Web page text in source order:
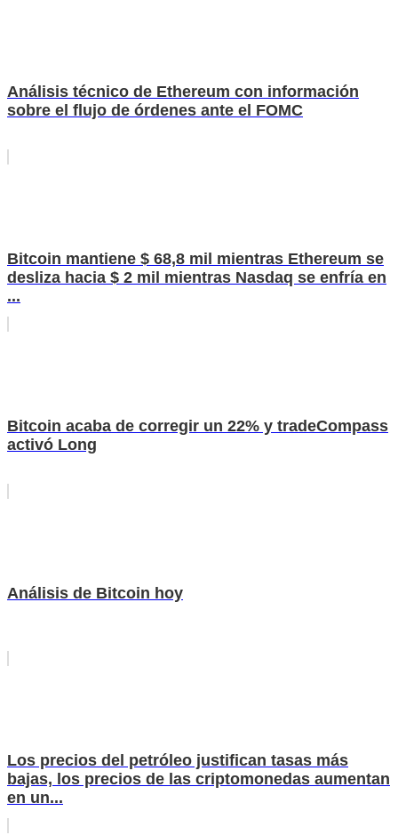
Análisis técnico de Ethereum con información
sobre el flujo de órdenes ante el FOMC
Bitcoin mantiene $ 68,8 mil mientras Ethereum se
desliza hacia $ 2 mil mientras Nasdaq se enfría en
...
Bitcoin acaba de corregir un 22% y tradeCompass
activó Long
Análisis de Bitcoin hoy
Los precios del petróleo justifican tasas más
bajas, los precios de las criptomonedas aumentan
en un...